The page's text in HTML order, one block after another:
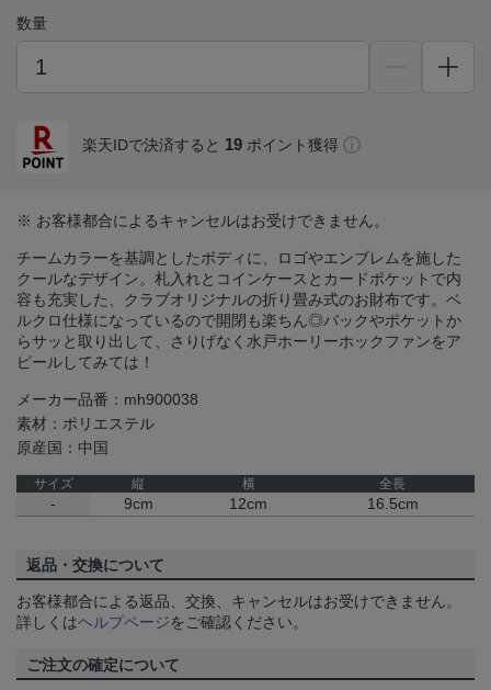
数量
楽天IDで決済すると 19 ポイント獲得
※ お客様都合によるキャンセルはお受けできません。
チームカラーを基調としたボディに、ロゴやエンブレムを施した
クールなデザイン。札入れとコインケースとカードポケットで内
容も充実した、クラブオリジナルの折り畳み式のお財布です。ベ
ルクロ仕様になっているので開閉も楽ちん◎バックやポケットか
らサッと取り出して、さりげなく水戸ホーリーホックファンをア
ピールしてみては！
メーカー品番：mh900038
素材：ポリエステル
原産国：中国
サイズ 縦 横 全長
- 9cm 12cm 16.5cm
返品・交換について
お客様都合による返品、交換、キャンセルはお受けできません。
詳しくはヘルプページをご確認ください。
ご注文の確定について